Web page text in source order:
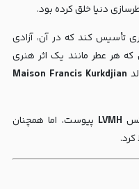
عطری تأسیس کند که در آن، آزادی
که هر عطر مانند یک اثر هنری
Maison Francis Kurkdjian
LVMH پیوست، اما همچنان